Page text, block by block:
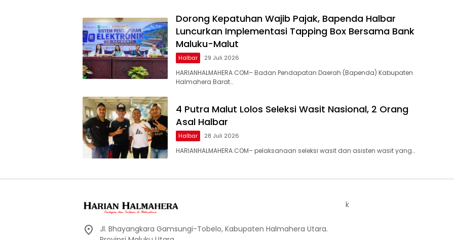
Dorong Kepatuhan Wajib Pajak, Bapenda Halbar
Luncurkan Implementasi Tapping Box Bersama Bank
Maluku-Malut
Halbar 29 Juli 2026
HARIANHALMAHERA.COM– Badan Pendapatan Daerah (Bapenda) Kabupaten
Halmahera Barat…
4 Putra Malut Lolos Seleksi Wasit Nasional, 2 Orang
Asal Halbar
Halbar 28 Juli 2026
HARIANHALMAHERA.COM– pelaksanaan seleksi wasit dan asisten wasit yang…
Jl. Bhayangkara Gamsungi-Tobelo, Kabupaten Halmahera Utara.
k